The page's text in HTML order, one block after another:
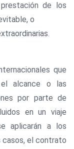
de los
o
que
el alcance o las
por parte de
en un viaje
aplicarán a los
casos, el contrato